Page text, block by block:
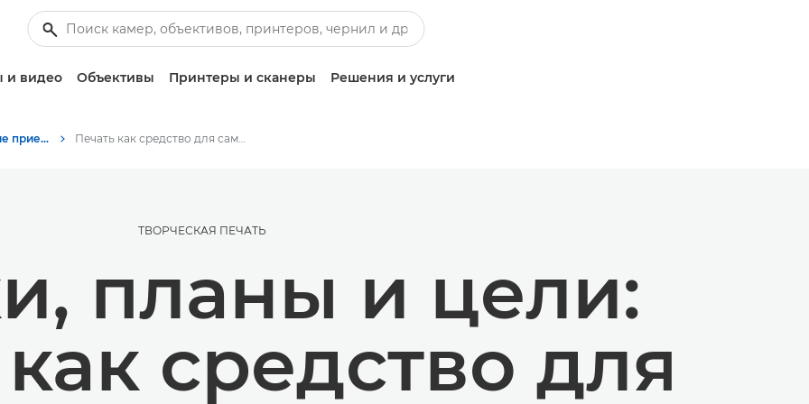
и видео Объективы Принтеры и сканеры Решения и услуги
Советы и технические приемы по фотографии и печати Печать как средство для самоорганизации
ТВОРЧЕСКАЯ ПЕЧАТЬ
планы и цели:
средство для